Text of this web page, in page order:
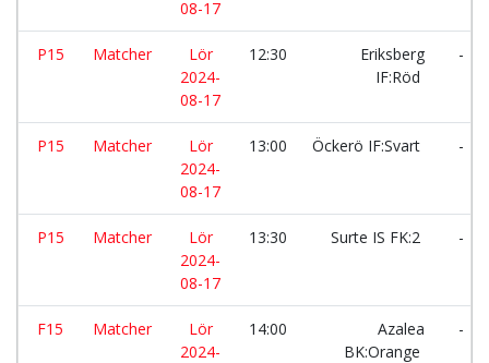
08-17
P15 Matcher
Lör
2024-
08-17
12:30
Eriksberg
IF:Röd
-
P15 Matcher
Lör
2024-
08-17
13:00 Öckerö IF:Svart -
P15 Matcher
Lör
2024-
08-17
13:30 Surte IS FK:2 -
F15 Matcher
Lör
2024-
14:00
Azalea
BK:Orange
-